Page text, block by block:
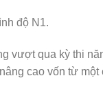
độ N1.
vượt qua kỳ thi
cao vốn từ một